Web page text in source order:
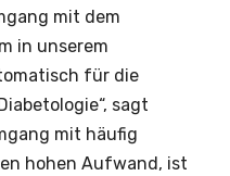
mit dem
in unserem
für die
sagt
mit häufig
hohen Aufwand, ist